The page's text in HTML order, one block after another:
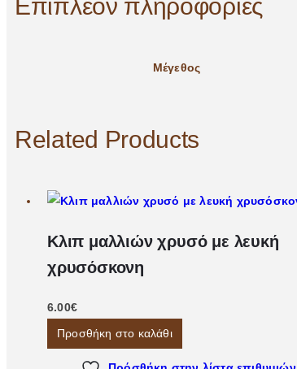
Επιπλέον πληροφορίες
Μέγεθος
Related Products
Κλιπ μαλλιών χρυσό με λευκή
χρυσόσκονη
6.00€
Προσθήκη στο καλάθι